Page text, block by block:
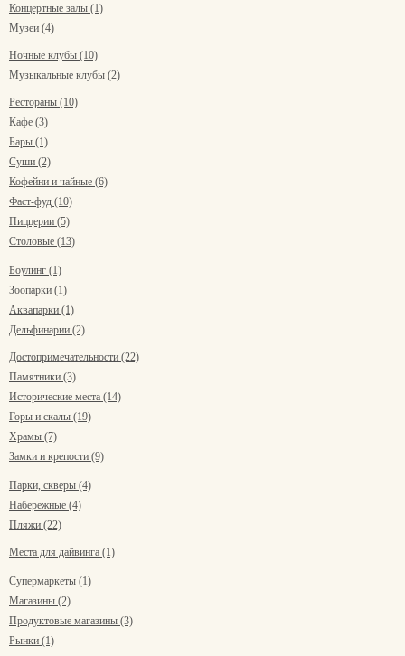
Концертные залы (1)
Музеи (4)
Ночные клубы (10)
Музыкальные клубы (2)
Рестораны (10)
Кафе (3)
Бары (1)
Суши (2)
Кофейни и чайные (6)
Фаст-фуд (10)
Пиццерии (5)
Столовые (13)
Боулинг (1)
Зоопарки (1)
Аквапарки (1)
Дельфинарии (2)
Достопримечательности (22)
Памятники (3)
Исторические места (14)
Горы и скалы (19)
Храмы (7)
Замки и крепости (9)
Парки, скверы (4)
Набережные (4)
Пляжи (22)
Места для дайвинга (1)
Супермаркеты (1)
Магазины (2)
Продуктовые магазины (3)
Рынки (1)